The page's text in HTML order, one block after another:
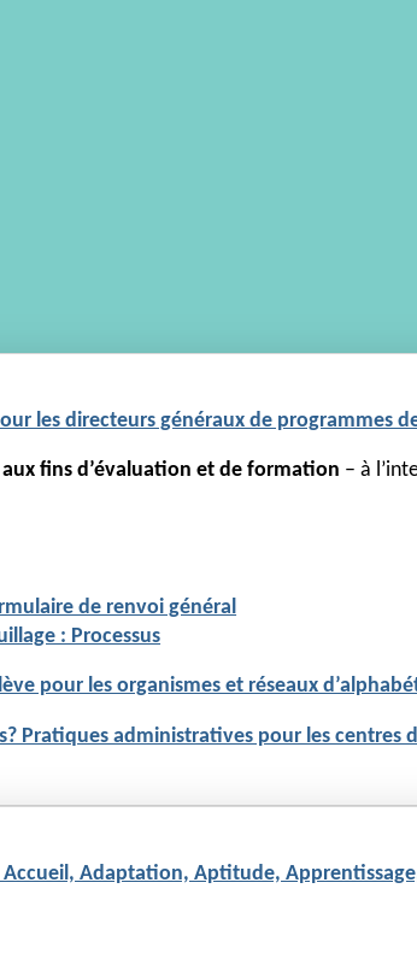
les directeurs généraux de programmes
aux fins d’évaluation et de formation – à
de renvoi général
: Processus
pour les organismes et réseaux
Pratiques administratives pour les centres
Accueil, Adaptation, Aptitude,